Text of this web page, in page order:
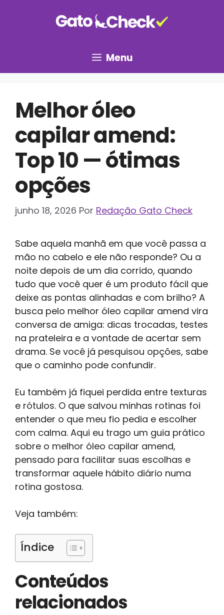
Menu
Melhor óleo
capilar amend:
Top 10 — ótimas
opções
junho 18, 2026 Por Redação Gato Check
Sabe aquela manhã em que você passa a
mão no cabelo e ele não responde? Ou a
noite depois de um dia corrido, quando
tudo que você quer é um produto fácil que
deixe as pontas alinhadas e com brilho? A
busca pelo melhor óleo capilar amend vira
conversa de amiga: dicas trocadas, testes
na prateleira e a vontade de acertar sem
drama. Se você já pesquisou opções, sabe
que o caminho pode confundir.
Eu também já fiquei perdida entre texturas
e rótulos. O que salvou minhas rotinas foi
entender o que meu fio pedia e escolher
com calma. Aqui eu trago um guia prático
sobre o melhor óleo capilar amend,
pensado para facilitar suas escolhas e
transformar aquele hábito diário numa
rotina gostosa.
Veja também:
Índice
Conteúdos
relacionados